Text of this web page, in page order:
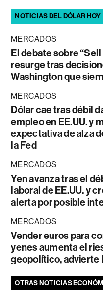
NOTICIAS DEL DÓLAR HOY
MERCADOS
El debate sobre
resurge tras
Washington que
MERCADOS
Dólar cae tras débil
empleo en EE.UU. y
expectativa de alza
la Fed
MERCADOS
Yen avanza tras el
laboral de EE.UU. y
alerta por posible
MERCADOS
Vender euros para
yenes aumenta el
geopolítico, advierte
OTRAS NOTICIAS